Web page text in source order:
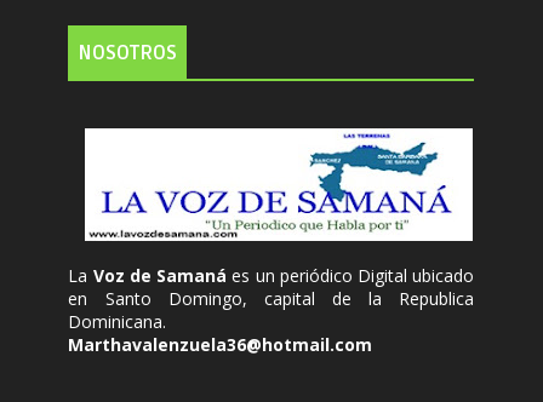
NOSOTROS
La Voz de Samanáes un periódico Digital ubicado
en Santo Domingo, capital de la Republica
Dominicana.
Marthavalenzuela36@hotmail.com